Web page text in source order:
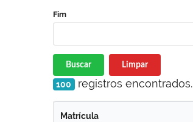
Fim
Buscar Limpar
100 registros encontrados.
Matrícula